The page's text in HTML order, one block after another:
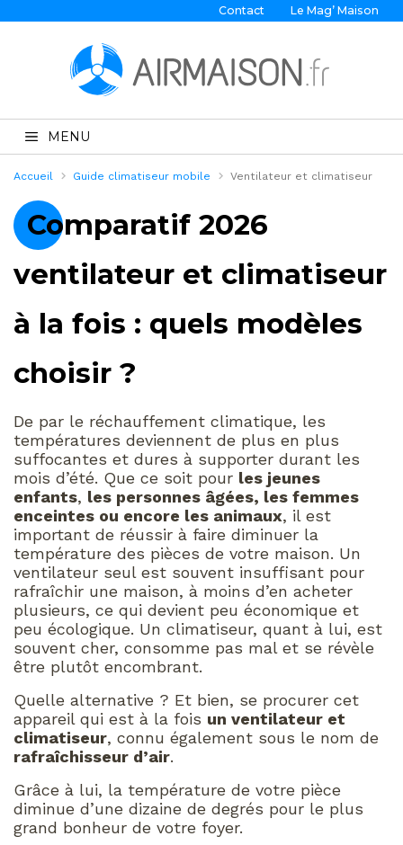
Contact Le Mag’ Maison
MENU
Accueil Guide climatiseur mobile Ventilateur et climatiseur
Comparatif 2026
ventilateur et climatiseur
à la fois : quels modèles
choisir ?
De par le réchauffement climatique, les
températures deviennent de plus en plus
suffocantes et dures à supporter durant les
mois d’été. Que ce soit pour les jeunes
enfants, les personnes âgées, les femmes
enceintes ou encore les animaux, il est
important de réussir à faire diminuer la
température des pièces de votre maison. Un
ventilateur seul est souvent insuffisant pour
rafraîchir une maison, à moins d’en acheter
plusieurs, ce qui devient peu économique et
peu écologique. Un climatiseur, quant à lui, est
souvent cher, consomme pas mal et se révèle
être plutôt encombrant.
Quelle alternative ? Et bien, se procurer cet
appareil qui est à la fois un ventilateur et
climatiseur, connu également sous le nom de
rafraîchisseur d’air.
Grâce à lui, la température de votre pièce
diminue d’une dizaine de degrés pour le plus
grand bonheur de votre foyer.